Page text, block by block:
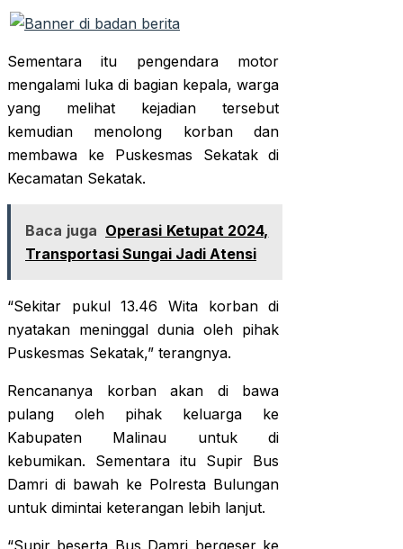
Sementara itu pengendara motor
mengalami luka di bagian kepala, warga
yang melihat kejadian tersebut
kemudian menolong korban dan
membawa ke Puskesmas Sekatak di
Kecamatan Sekatak.
Baca juga Operasi Ketupat 2024,
Transportasi Sungai Jadi Atensi
“Sekitar pukul 13.46 Wita korban di
nyatakan meninggal dunia oleh pihak
Puskesmas Sekatak,” terangnya.
Rencananya korban akan di bawa
pulang oleh pihak keluarga ke
Kabupaten Malinau untuk di
kebumikan. Sementara itu Supir Bus
Damri di bawah ke Polresta Bulungan
untuk dimintai keterangan lebih lanjut.